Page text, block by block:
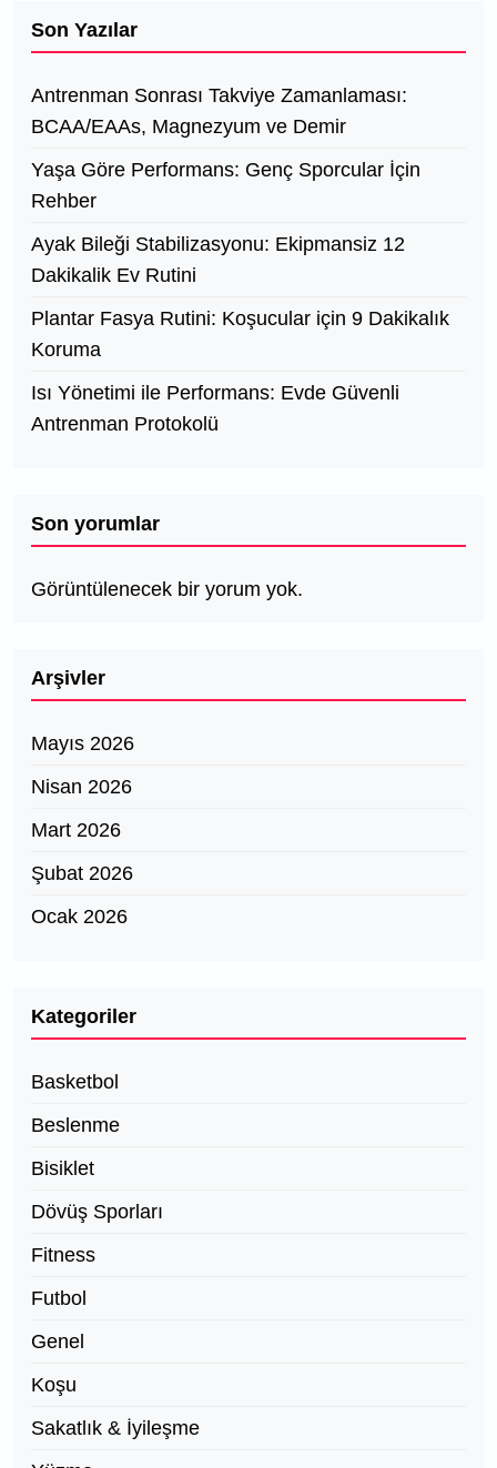
Son Yazılar
Antrenman Sonrası Takviye Zamanlaması:
BCAA/EAAs, Magnezyum ve Demir
Yaşa Göre Performans: Genç Sporcular İçin
Rehber
Ayak Bileği Stabilizasyonu: Ekipmansiz 12
Dakikalik Ev Rutini
Plantar Fasya Rutini: Koşucular için 9 Dakikalık
Koruma
Isı Yönetimi ile Performans: Evde Güvenli
Antrenman Protokolü
Son yorumlar
Görüntülenecek bir yorum yok.
Arşivler
Mayıs 2026
Nisan 2026
Mart 2026
Şubat 2026
Ocak 2026
Kategoriler
Basketbol
Beslenme
Bisiklet
Dövüş Sporları
Fitness
Futbol
Genel
Koşu
Sakatlık & İyileşme